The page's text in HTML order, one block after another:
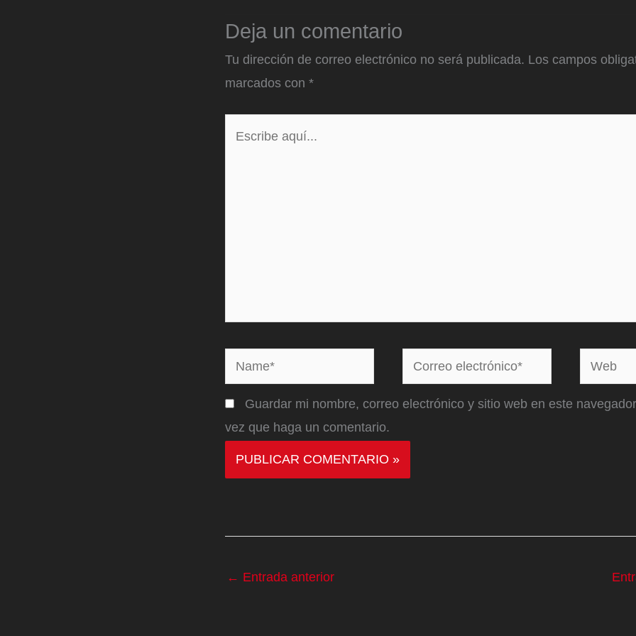
Deja un comentario
Tu dirección de correo electrónico no será publicada. Los campos
marcados con *
Name*
Correo
electrónico*
Web
Guardar mi nombre, correo electrónico y sitio web en este
vez que haga un comentario.
← Entrada anterior